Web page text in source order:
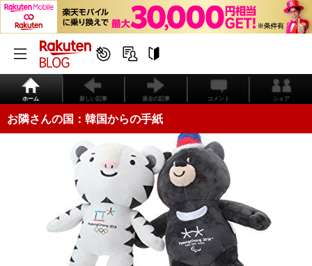
ホーム 新しい記事 過去の記事 コメント シェア
お隣さんの国：韓国からの手紙